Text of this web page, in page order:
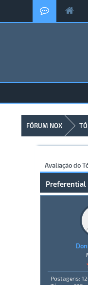
FÓRUM NOX
Avaliação do
Preferential
Postagens: